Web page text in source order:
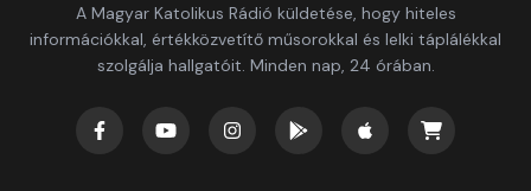
A Magyar Katolikus Rádió küldetése, hogy hiteles
információkkal, értékközvetítő műsorokkal és lelki táplálékkal
szolgálja hallgatóit. Minden nap, 24 órában.